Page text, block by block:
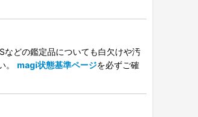
などの鑑定品についても白欠けや汚
。 magi状態基準ページを必ずご確